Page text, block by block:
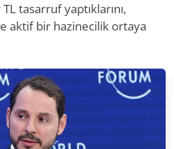
tasarruf yaptıklarını,
aktif bir hazinecilik ortaya